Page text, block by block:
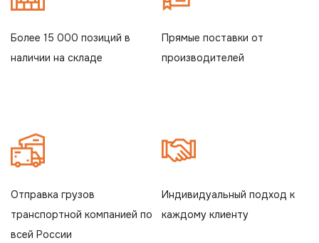
Более 15 000 позиций в
наличии на складе
Прямые поставки от
производителей
Отправка грузов
транспортной компанией по
всей России
Индивидуальный подход к
каждому клиенту